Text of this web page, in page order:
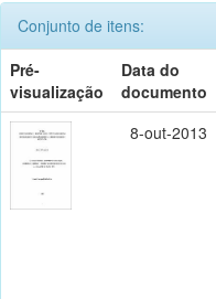
Conjunto de itens:
Pré-
visualização
Data do
documento
8-out-2013